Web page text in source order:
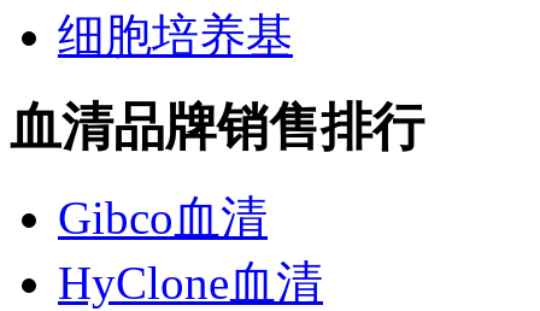
细胞培养基
血清品牌销售排行
Gibco血清
HyClone血清